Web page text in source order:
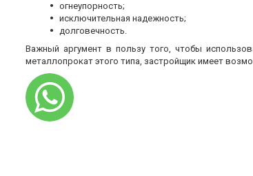
огнеупорность;
исключительная надежность;
долговечность.
Важный аргумент в пользу того, чтобы
металлопрокат этого типа, застройщик имеет